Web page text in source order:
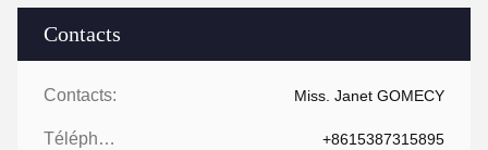
Contacts
Contacts: Miss. Janet GOMECY
Téléphone: +8615387315895